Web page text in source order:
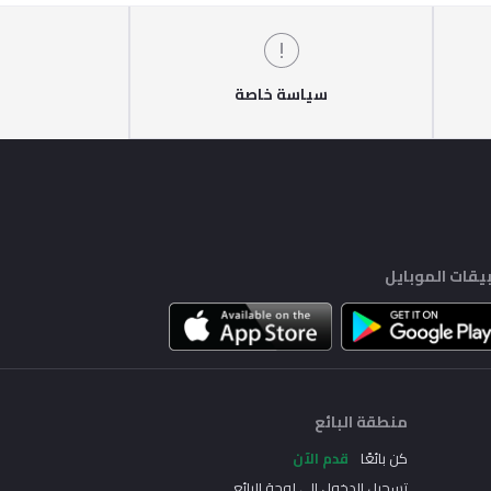
سياسة خاصة
الموبايل
منطقة البائع
كن بائعًا قدم الآن